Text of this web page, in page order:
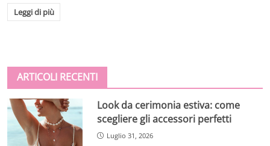
Leggi di più
ARTICOLI RECENTI
Look da cerimonia estiva: come
scegliere gli accessori perfetti
Luglio 31, 2026